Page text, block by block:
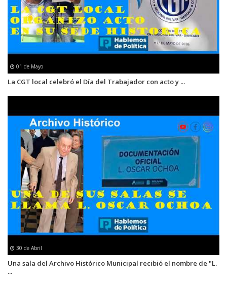
01 de Mayo
La CGT local celebró el Día del Trabajador con acto y ...
30 de Abril
Una sala del Archivo Histórico Municipal recibió el nombre de "L.
...